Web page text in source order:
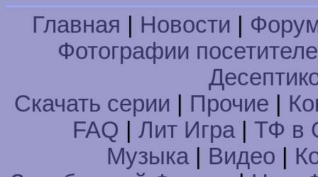
Главная Новости
Фотографии
Скачать серии
Прочие
FAQ
Лит Игра| ТФ в
Музыка| Видео